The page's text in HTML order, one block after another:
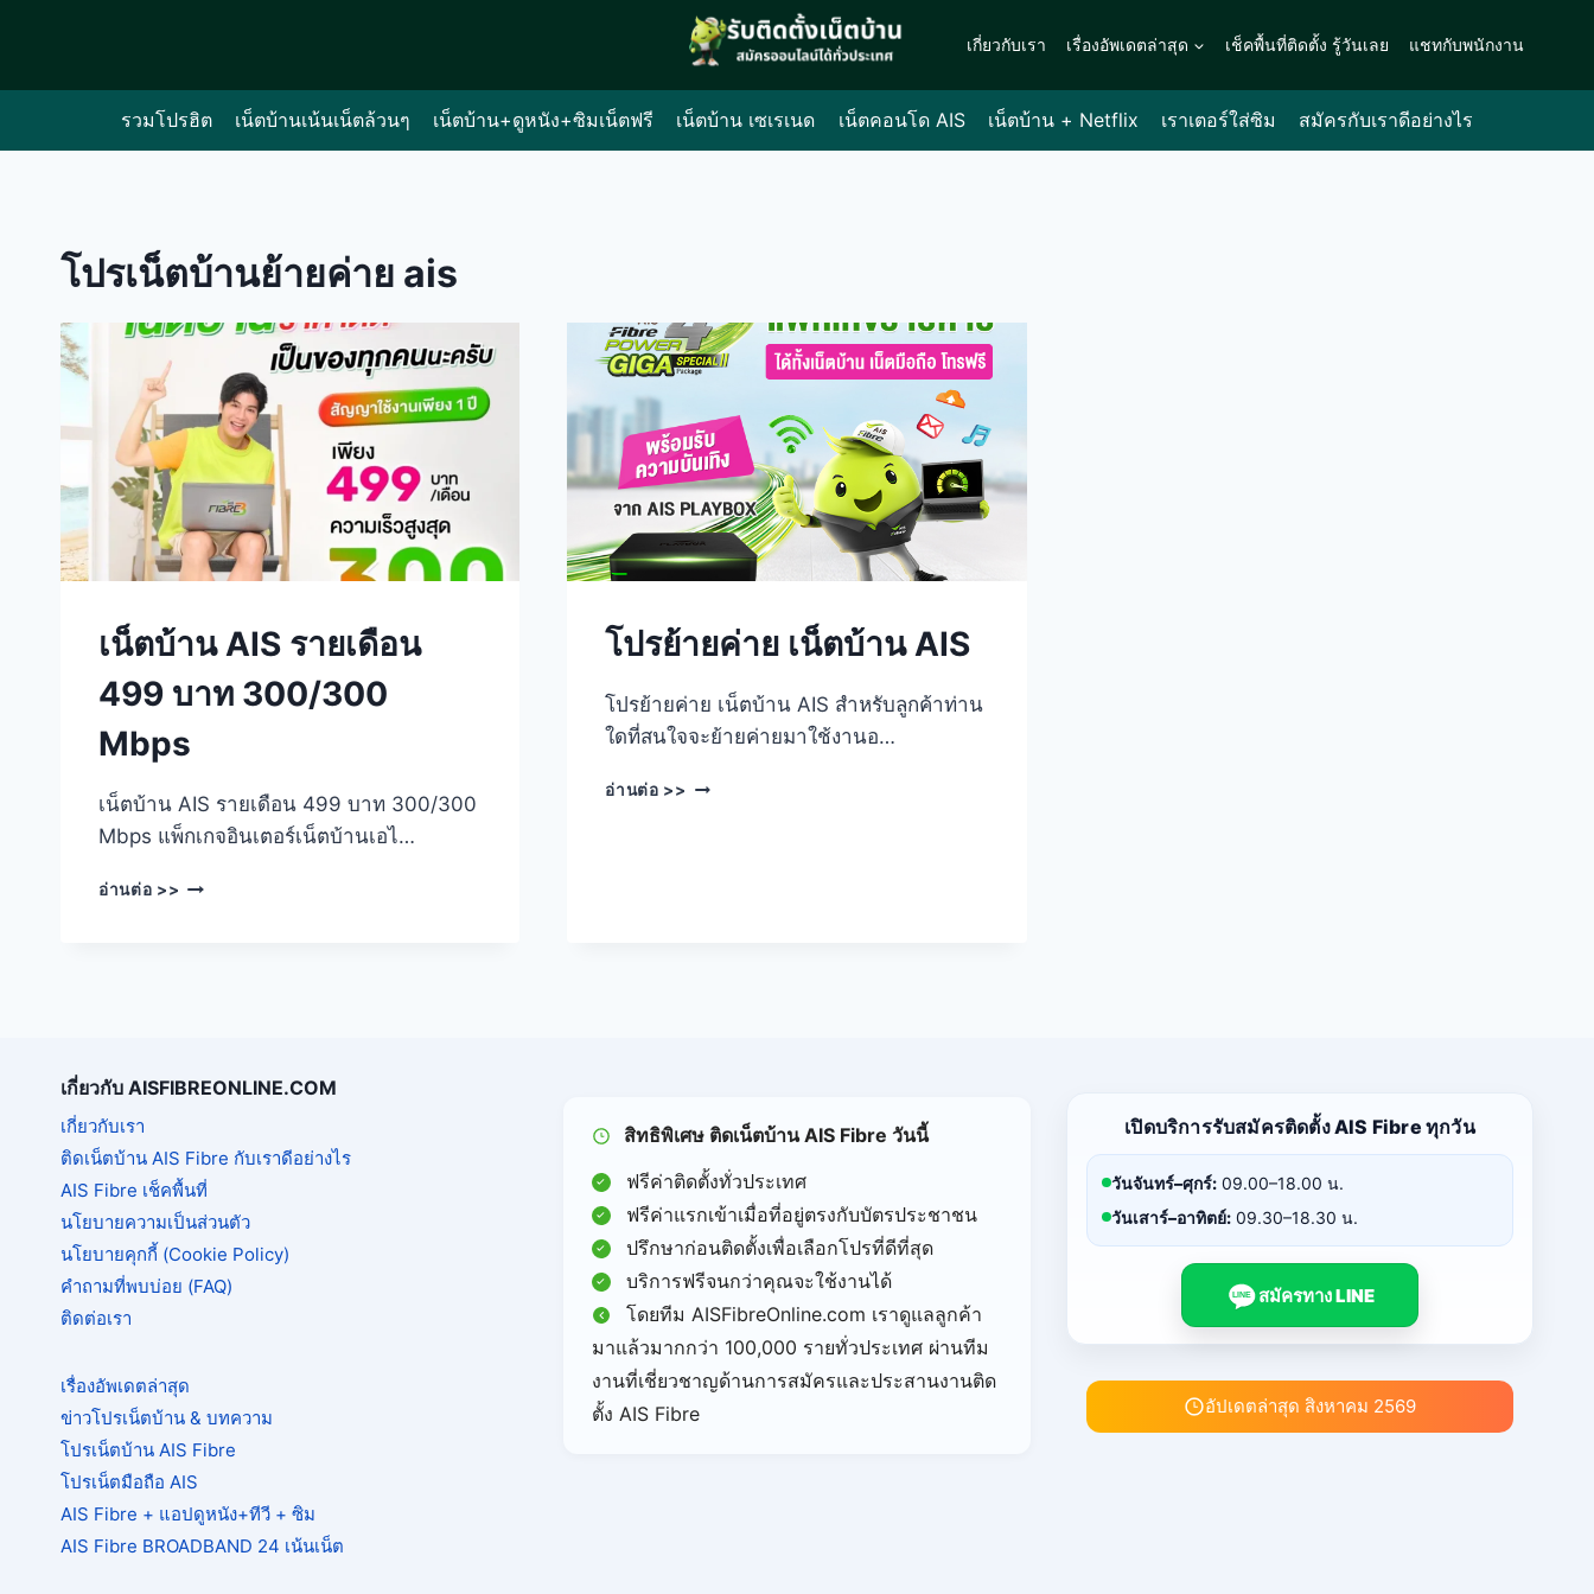
เกี่ยวกับเรา เรื่องอัพเดตล่าสุด เช็คพื้นที่ติดตั้ง รู้วันเลย แชทกับพนักงาน
รวมโปรฮิต เน็ตบ้านเน้นเน็ตล้วนๆ เน็ตบ้าน+ดูหนัง+ซิมเน็ตฟรี เน็ตบ้าน เซเรเนด เน็ตคอนโด AIS เน็ตบ้าน + Netflix เราเตอร์ใส่ซิม สมัครกับเราดีอย่างไร
โปรเน็ตบ้านย้ายค่าย ais
เน็ตบ้าน AIS รายเดือน
499 บาท 300/300
Mbps
เน็ตบ้าน AIS รายเดือน 499 บาท 300/300
Mbps แพ็กเกจอินเตอร์เน็ตบ้านเอไ…
อ่านต่อ >> เน็ต
MBPS
โปรย้ายค่าย เน็ตบ้าน AIS
โปรย้ายค่าย เน็ตบ้าน AIS สำหรับลูกค้าท่าน
ใดที่สนใจจะย้ายค่ายมาใช้งานอ…
อ่านต่อ >> โปร
เกี่ยวกับ AISFIBREONLINE.COM
เกี่ยวกับเรา
ติดเน็ตบ้าน AIS Fibre กับเราดีอย่างไร
AIS Fibre เช็คพื้นที่
นโยบายความเป็นส่วนตัว
นโยบายคุกกี้ (Cookie Policy)
คำถามที่พบบ่อย (FAQ)
ติดต่อเรา
เรื่องอัพเดตล่าสุด
ข่าวโปรเน็ตบ้าน & บทความ
โปรเน็ตบ้าน AIS Fibre
โปรเน็ตมือถือ AIS
AIS Fibre + แอปดูหนัง+ทีวี + ซิม
AIS Fibre BROADBAND 24 เน้นเน็ต
สิทธิพิเศษ ติดเน็ตบ้าน AIS Fibre วันนี้
ฟรีค่าติดตั้งทั่วประเทศ
ฟรีค่าแรกเข้าเมื่อที่อยู่ตรงกับบัตรประชาชน
ปรึกษาก่อนติดตั้งเพื่อเลือกโปรที่ดีที่สุด
บริการฟรีจนกว่าคุณจะใช้งานได้
โดยทีม AISFibreOnline.com เราดูแลลูกค้า
มาแล้วมากกว่า 100,000 รายทั่วประเทศ ผ่านทีม
งานที่เชี่ยวชาญด้านการสมัครและประสานงานติด
ตั้ง AIS Fibre
เปิดบริการรับสมัครติดตั้ง AIS Fibre ทุกวัน
วันจันทร์–ศุกร์: 09.00–18.00 น.
วันเสาร์–อาทิตย์: 09.30–18.30 น.
LINE สมัครทาง LINE
อัปเดตล่าสุด สิงหาคม 2569